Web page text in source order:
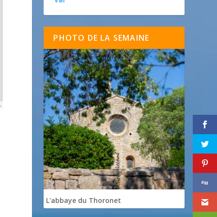
PHOTO DE LA SEMAINE
L'abbaye du Thoronet